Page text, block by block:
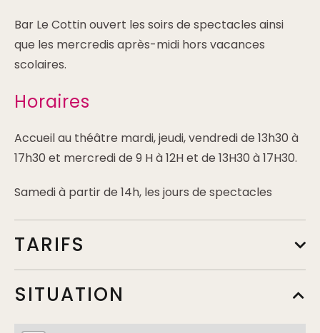
Bar Le Cottin ouvert les soirs de spectacles ainsi
que les mercredis après-midi hors vacances
scolaires.
Horaires
Accueil au théâtre mardi, jeudi, vendredi de 13h30 à
17h30 et mercredi de 9 H à 12H et de 13H30 à 17H30.
Samedi à partir de 14h, les jours de spectacles
TARIFS
SITUATION